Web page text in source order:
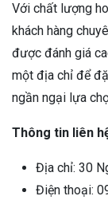
Với chất lượng
khách hàng
được đánh giá
một địa chỉ để
ngần ngại lựa
Thông tin liên
Địa chỉ: 30
Điện thoại: